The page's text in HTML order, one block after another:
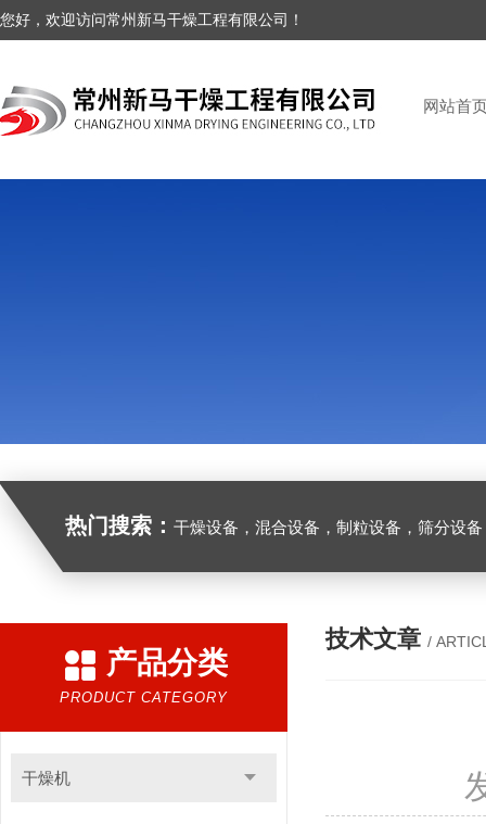
您好，欢迎访问常州新马干燥工程有限公司！
网站首
热门搜索： 干燥设备，混合设备，制粒设备，筛分设
产品分类
PRODUCT CATEGORY
干燥机
技术文章 /